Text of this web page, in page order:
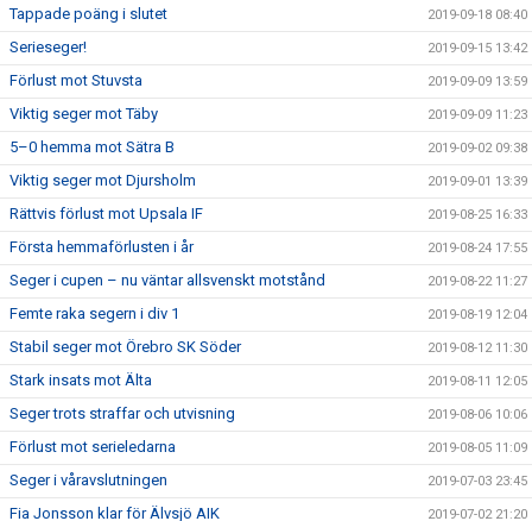
Tappade poäng i slutet 2019-09-18 08:40
Serieseger! 2019-09-15 13:42
Förlust mot Stuvsta 2019-09-09 13:59
Viktig seger mot Täby 2019-09-09 11:23
5–0 hemma mot Sätra B 2019-09-02 09:38
Viktig seger mot Djursholm 2019-09-01 13:39
Rättvis förlust mot Upsala IF 2019-08-25 16:33
Första hemmaförlusten i år 2019-08-24 17:55
Seger i cupen – nu väntar allsvenskt motstånd 2019-08-22 11:27
Femte raka segern i div 1 2019-08-19 12:04
Stabil seger mot Örebro SK Söder 2019-08-12 11:30
Stark insats mot Älta 2019-08-11 12:05
Seger trots straffar och utvisning 2019-08-06 10:06
Förlust mot serieledarna 2019-08-05 11:09
Seger i våravslutningen 2019-07-03 23:45
Fia Jonsson klar för Älvsjö AIK 2019-07-02 21:20